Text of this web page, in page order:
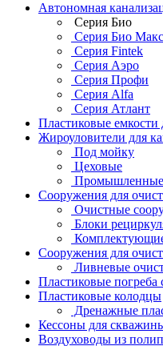
Автономная
Серия Био
Серия Био Макс
Серия Fintek
Серия Аэро
Серия Профи
Серия Alfa
Серия Атлант
Пластиковые емкости
Жироуловители для
Под мойку
Цеховые
Промышленные
Сооружения для
Очистные
Блоки
Сооружения для
Ливневые
Пластиковые
Пластиковые колодцы
Дренажные
Кессоны для
Воздуховоды из